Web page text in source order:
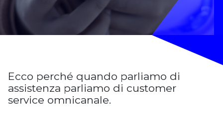
Ecco perché quando parliamo di
assistenza parliamo di customer
service omnicanale.